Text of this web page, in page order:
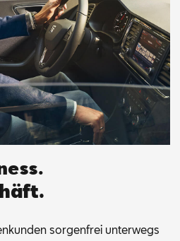
sor­gen­frei un­ter­wegs